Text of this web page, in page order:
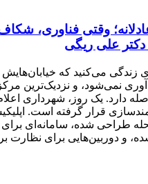
وقتی فناوری،
علی ریگی
زندگی می‌کنید که
نمی‌شود، و نزدیک‌ترین
دارد. یک روز، شهرداری
قرار گرفته است.
طراحی شده، سامانه‌ای برای
و دوربین‌هایی برای نظارت